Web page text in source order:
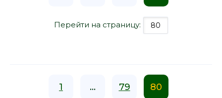
Перейти на страницу:
1 ... 79 80